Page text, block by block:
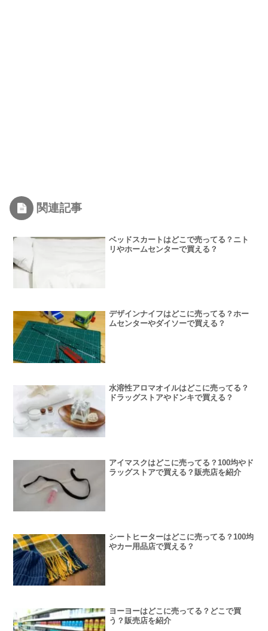
関連記事
ベッドスカートはどこで売ってる？ニト
リやホームセンターで買える？
デザインナイフはどこに売ってる？ホー
ムセンターやダイソーで買える？
水溶性アロマオイルはどこに売ってる？
ドラッグストアやドンキで買える？
アイマスクはどこに売ってる？100均やド
ラッグストアで買える？販売店を紹介
シートヒーターはどこに売ってる？100均
やカー用品店で買える？
ヨーヨーはどこに売ってる？どこで買
う？販売店を紹介